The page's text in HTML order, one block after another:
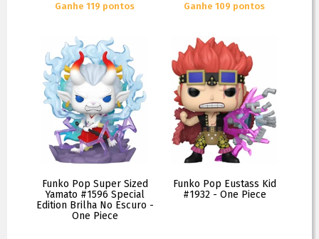
Ganhe 119 pontos
Ganhe 109 pontos
Funko Pop Super Sized
Yamato #1596 Special
Edition Brilha No Escuro -
One Piece
Funko Pop Eustass Kid
#1932 - One Piece